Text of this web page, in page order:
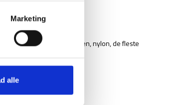
Marketing
alle
lærred, gummi, neopren, nylon, de fleste